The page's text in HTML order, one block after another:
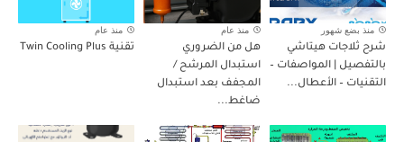
منذ بضع شهور
شرح ثلاجات هيتاشي
بالتفصيل | المواصفات –
التقنيات – الأعطال...
منذ عام
هل من الضروري
استبدال المرشح /
المجفف بعد استبدال
ضاغط...
منذ عام
تقنية Twin Cooling Plus